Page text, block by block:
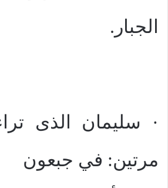
الجبار.
· سليمان الذى
مرتين: في جبعون